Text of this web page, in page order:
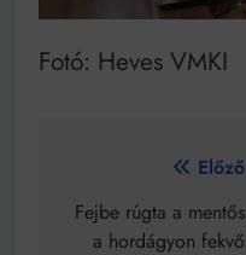
Fotó: Heves VMKI
Bejegyzés
navigáció
Előző
Fejbe rúgta a mentős
a hordágyon fekvő